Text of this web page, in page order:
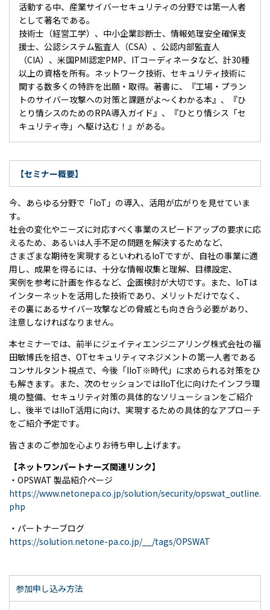
活動する中、産業サイバーセキュリティの分野では第一人者
として著名である。
技術士（経営工学）、中小企業診断士、情報処理安全確保支
援士、公認システム監査人（CSA）、公認内部監査人
（CIA）、米国PMI認定PMP、ITコーディネータなど、計30種
以上の資格を所有。ネットワーク技術、セキュリティ技術に
関する数多くの特許を出願・取得。著書に、『工場・プラン
トのサイバー攻撃への対策と課題がよ～くわかる本』、『ひ
とり情シスのためのRPA導入ガイド』、『ひとり情シス「セ
キュリティ寺」へ駆け込む！』がある。
【セミナー概要】
今、あらゆる分野で「IoT」の導入、活用が広がりを見せていま
す。
社会の変化やニーズに対応すべく事業のスピードアップの要求に応
えるため、あるいは人手不足の問題を解決するためなど、
さまざまな期待を実現するといわれるIoTですが、自社の事業に適
用し、成果を得るには、十分な情報収集と理解、目標設定、
実例を参考に計画を作るなど、企画検討が大切です。また、IoTは
インターネットを活用した技術であり、メリットだけでなく、
その裏にあるサイバー攻撃などの脅威とも向き合う必要があり、
注意しなければなりません。
本セミナーでは、前半にジェイティエンジニアリング株式会社の福
田敏博氏を招き、OTセキュリティマネジメントの第一人者である
コンサルタント視点で、今後「IIoT※時代」に求められる対策をひ
も解きます。また、次のセッションではIIoT化に向けたインフラ環
境の整備、セキュリティ対策の具体的なソリューションをご紹介
し、後半ではIIoT活用に向け、実現するための具体的なアプローチ
をご紹介予定です。
皆さまのご参加を心よりお待ち申し上げます。
【ネットワンパートナーズ関連リンク】
・OPSWAT 製品紹介ページ
https://www.netonepa.co.jp/solution/security/opswat_outline.
php
・パートナーブログ
https://solution.netone-pa.co.jp/__/tags/OPSWAT
参加申し込み方法